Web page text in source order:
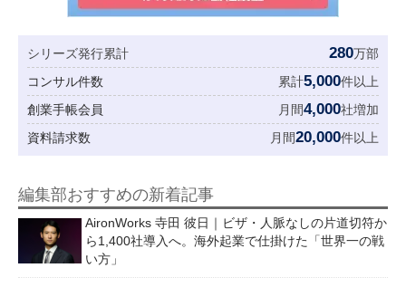
シリーズ発行累計 280万部
コンサル件数
累計5,000件以上
創業手帳会員
月間4,000社増加
資料請求数
月間20,000件以上
編集部おすすめの新着記事
AironWorks 寺田 彼日｜ビザ・人脈なしの片道切符か
ら1,400社導入へ。海外起業で仕掛けた「世界一の戦
い方」